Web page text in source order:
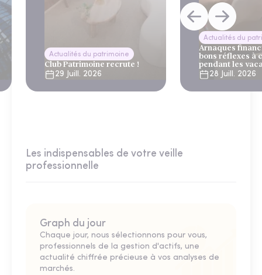
Actualités du patrimoine
Club Patrimoine recrute !
29 Juill. 2026
Actualités du
Arnaques
bons réflexes à
pendant les
28 Juill. 2026
Les indispensables de votre veille
professionnelle
Graph du jour
Chaque jour, nous sélectionnons pour vous,
professionnels de la gestion d'actifs, une
actualité chiffrée précieuse à vos analyses de
marchés.